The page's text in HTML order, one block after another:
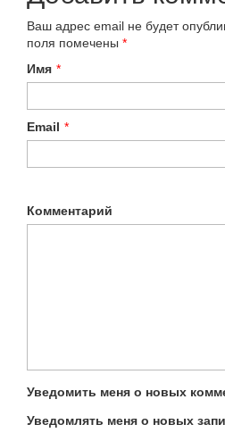
Ваш адрес email не будет
поля помечены *
Имя *
Email *
Комментарий
Уведомить меня о новых
Уведомлять меня о новых